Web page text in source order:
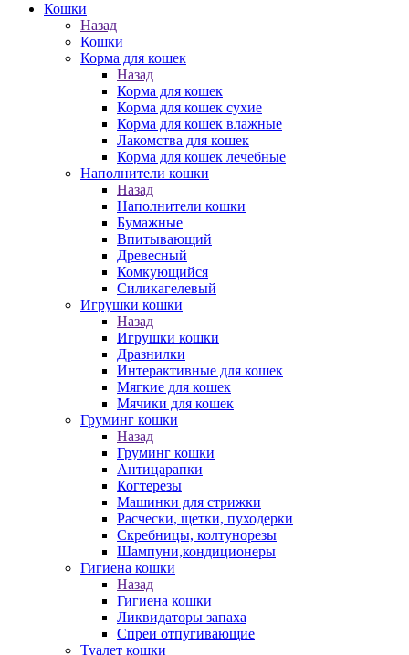
Кошки
Назад
Кошки
Корма для кошек
Назад
Корма для кошек
Корма для кошек сухие
Корма для кошек влажные
Лакомства для кошек
Корма для кошек лечебные
Наполнители кошки
Назад
Наполнители кошки
Бумажные
Впитывающий
Древесный
Комкующийся
Силикагелевый
Игрушки кошки
Назад
Игрушки кошки
Дразнилки
Интерактивные для кошек
Мягкие для кошек
Мячики для кошек
Груминг кошки
Назад
Груминг кошки
Антицарапки
Когтерезы
Машинки для стрижки
Расчески, щетки, пуходерки
Скребницы, колтунорезы
Шампуни,кондиционеры
Гигиена кошки
Назад
Гигиена кошки
Ликвидаторы запаха
Спреи отпугивающие
Туалет кошки